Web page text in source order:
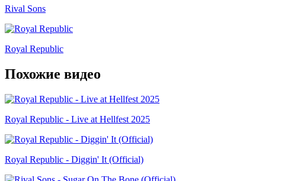
Rival Sons
Royal Republic
Похожие видео
Royal Republic - Live at Hellfest 2025
Royal Republic - Diggin' It (Official)